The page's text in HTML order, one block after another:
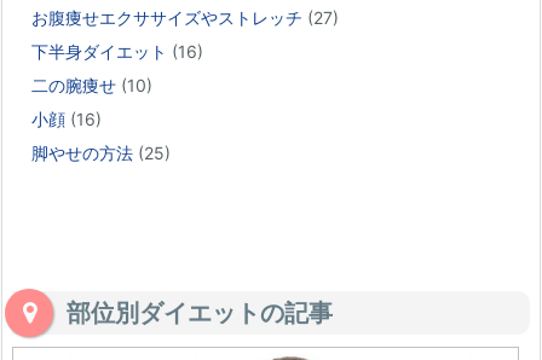
お腹痩せエクササイズやストレッチ (27)
下半身ダイエット (16)
二の腕痩せ (10)
小顔 (16)
脚やせの方法 (25)
部位別ダイエットの記事